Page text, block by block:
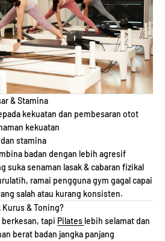
& Stamina
kekuatan dan pembesaran otot
kekuatan
dan stamina
badan dengan lebih agresif
suka senaman lasak & cabaran fizikal
ramai pengguna gym gagal capai
salah atau kurang konsisten.
& Toning?
tapi Pilates lebih selamat dan
berat badan jangka panjang